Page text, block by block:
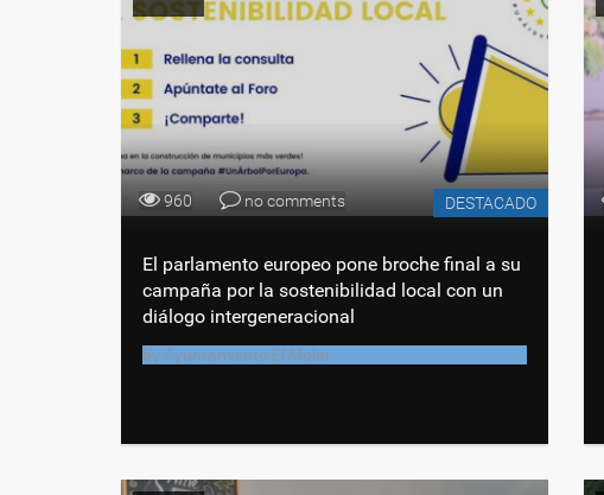
960 no comments DESTACADO
El parlamento europeo pone broche final a su
campaña por la sostenibilidad local con un
diálogo intergeneracional
by Ayuntamiento El Molar